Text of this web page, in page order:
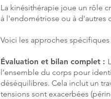
La kinésithérapie joue un rôle
à l'endométriose ou à d'autres
Voici les approches
Évaluation et bilan complet :
l’ensemble du corps pour
déséquilibres. Cela inclut un
tensions sont exacerbées